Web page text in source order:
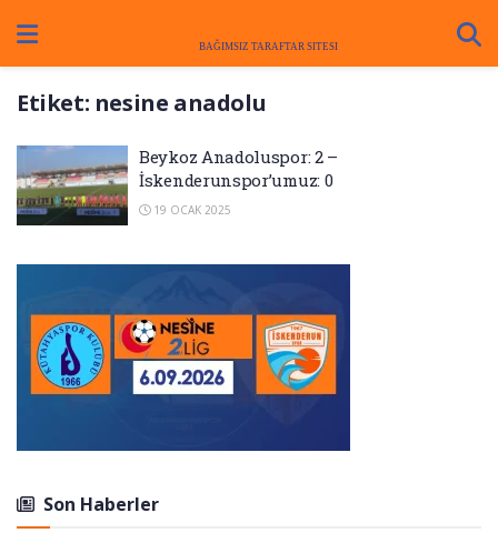
Etiket: nesine anadolu
Beykoz Anadoluspor: 2 –
İskenderunspor’umuz: 0
19 OCAK 2025
Son Haberler